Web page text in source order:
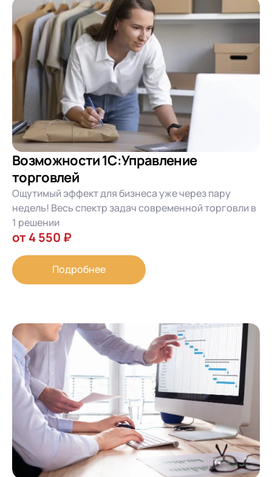
Возможности 1С:Управление
торговлей
Ощутимый эффект для бизнеса уже через пару
недель! Весь спектр задач современной торговли в
1 решении
от 4 550 ₽
Подробнее